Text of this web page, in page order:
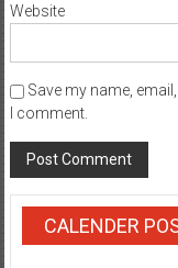
Website
Save my name,
I comment.
CALENDER